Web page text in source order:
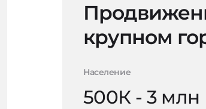
крупном
Население
500К - 3 млн